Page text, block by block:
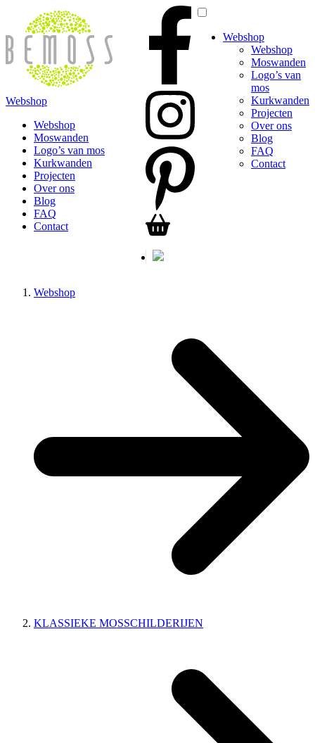
Webshop
Webshop
Moswanden
Logo’s van mos
Kurkwanden
Projecten
Over ons
Blog
FAQ
Contact
Webshop
Webshop
Moswanden
Logo’s van
mos
Kurkwanden
Projecten
Over ons
Blog
FAQ
Contact
Webshop
KLASSIEKE MOSSCHILDERIJEN